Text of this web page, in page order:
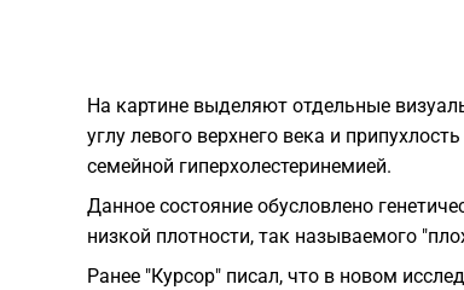
На картине выделяют отдельные
углу левого верхнего века и
семейной гиперхолестеринемией.
Данное состояние обусловлено
низкой плотности, так называемого
Ранее "Курсор" писал, что в новом